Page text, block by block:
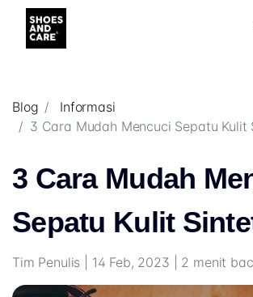
Blog
Informasi
3 Cara Mudah Mencuci Sepatu Kulit
3 Cara Mudah
Sepatu Kulit
Tim Penulis | 14 Feb, 2023 | 2 menit